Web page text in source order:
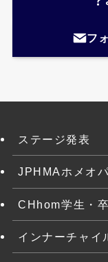
フ
ステージ発表
JPHMAホメオ
CHhom学生・
インナーチャイ